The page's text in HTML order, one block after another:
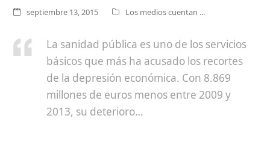
septiembre 13, 2015 Los medios cuentan ...
La sanidad pública es uno de los servicios
básicos que más ha acusado los recortes
de la depresión económica. Con 8.869
millones de euros menos entre 2009 y
2013, su deterioro…